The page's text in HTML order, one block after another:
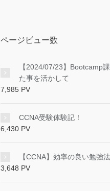
ページビュー数
【2024/07/23】Bootcamp
た事を活かして
7,985 PV
CCNA受験体験記！
6,430 PV
【CCNA】効率の良い勉強
3,648 PV